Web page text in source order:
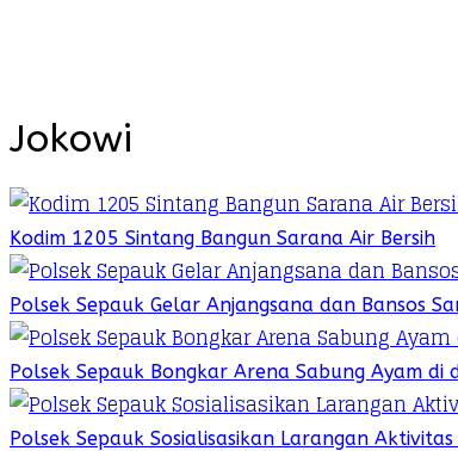
Jokowi
Kodim 1205 Sintang Bangun Sarana Air Bersih
Polsek Sepauk Gelar Anjangsana dan Bansos
Polsek Sepauk Bongkar Arena Sabung Ayam di
Polsek Sepauk Sosialisasikan Larangan